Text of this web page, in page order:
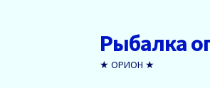
Перейти
к
навигации
Перейти
к
содержимому
Рыбалка
★ ОРИОН ★